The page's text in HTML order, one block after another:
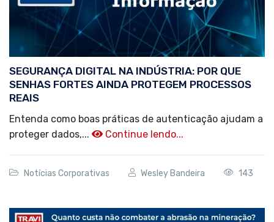
SEGURANÇA DIGITAL NA INDÚSTRIA: POR QUE
SENHAS FORTES AINDA PROTEGEM PROCESSOS
REAIS
Entenda como boas práticas de autenticação ajudam a
proteger dados,...
Continue lendo...
Notícias Corporativas Wesley Bandeira 143